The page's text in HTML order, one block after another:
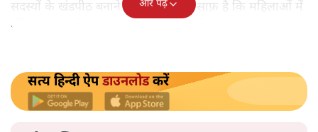
प्रमोद मल्लिक